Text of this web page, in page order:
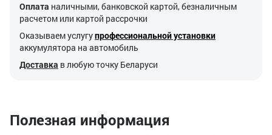
Оплата наличными, банковской картой, безналичным
расчетом или картой рассрочки
Оказываем услугупрофессиональной установки
аккумулятора на автомобиль
Доставка в любую точку Беларуси
Полезная информация